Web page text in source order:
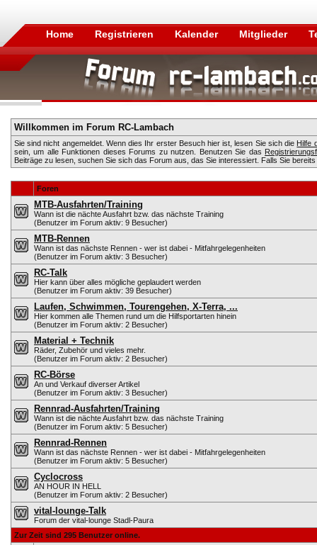
Home Registrieren Kalender Mitglieder
Willkommen im Forum RC-Lambach
Sie sind nicht angemeldet. Wenn dies Ihr erster Besuch hier ist, lesen Sie sich die Hilfe
sein, um alle Funktionen dieses Forums zu nutzen. Benutzen Sie das
Beiträge zu lesen, suchen Sie sich das Forum aus, das Sie interessiert. Falls Sie
Foren
MTB-Ausfahrten/Training
Wann ist die nächte Ausfahrt bzw. das nächste Training
(Benutzer im Forum aktiv: 9 Besucher)
MTB-Rennen
Wann ist das nächste Rennen - wer ist dabei - Mitfahrgelegenheiten
(Benutzer im Forum aktiv: 3 Besucher)
RC-Talk
Hier kann über alles mögliche geplaudert werden
(Benutzer im Forum aktiv: 39 Besucher)
Laufen, Schwimmen, Tourengehen, X-Terra, ...
Hier kommen alle Themen rund um die Hilfsportarten hinein
(Benutzer im Forum aktiv: 2 Besucher)
Material + Technik
Räder, Zubehör und vieles mehr.
(Benutzer im Forum aktiv: 2 Besucher)
RC-Börse
An und Verkauf diverser Artikel
(Benutzer im Forum aktiv: 3 Besucher)
Rennrad-Ausfahrten/Training
Wann ist die nächte Ausfahrt bzw. das nächste Training
(Benutzer im Forum aktiv: 5 Besucher)
Rennrad-Rennen
Wann ist das nächste Rennen - wer ist dabei - Mitfahrgelegenheiten
(Benutzer im Forum aktiv: 5 Besucher)
Cyclocross
AN HOUR IN HELL
(Benutzer im Forum aktiv: 2 Besucher)
vital-lounge-Talk
Forum der vital-lounge Stadl-Paura
Zur Zeit sind 295 Benutzer online.